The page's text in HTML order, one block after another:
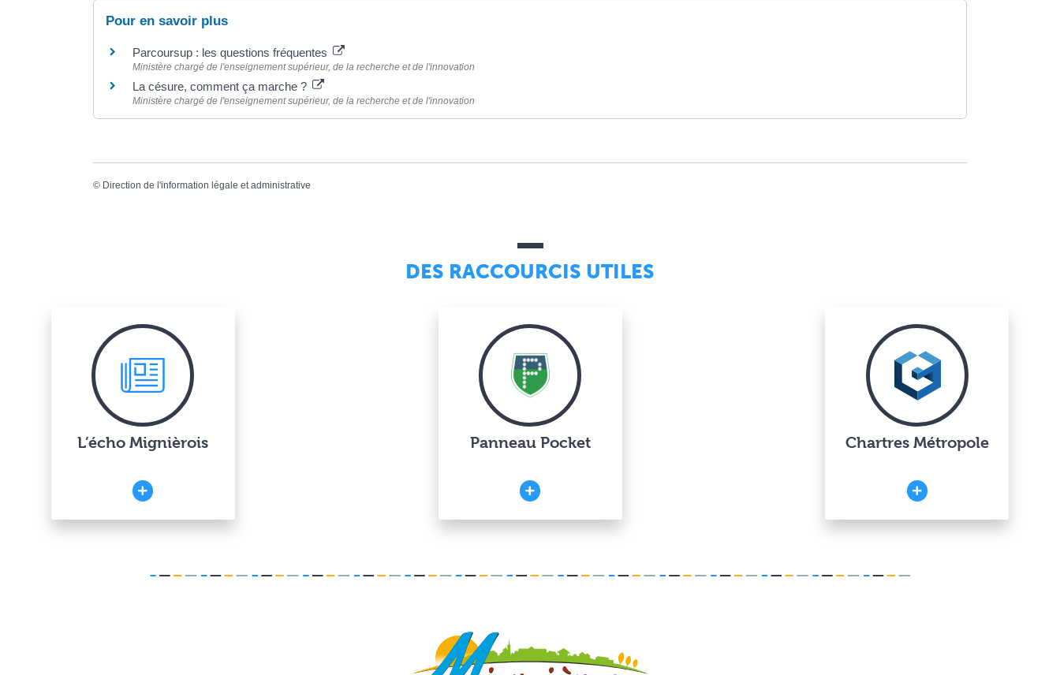
Pour en savoir plus
Parcoursup : les questions fréquentes
Ministère chargé de l'enseignement supérieur, de la recherche et de l'innovation
La césure, comment ça marche ?
Ministère chargé de l'enseignement supérieur, de la recherche et de l'innovation
© Direction de l'information légale et administrative
DES RACCOURCIS UTILES
L’écho Mignièrois Panneau Pocket Chartres Métropole